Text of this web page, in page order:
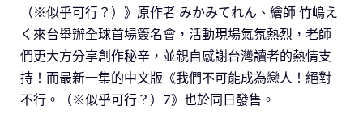
（※似乎可行？）》原作者 みかみてれん、繪師 竹嶋え
く來台舉辦全球首場簽名會，活動現場氣氛熱烈，老師
們更大方分享創作秘辛，並親自感謝台灣讀者的熱情支
持！而最新一集的中文版《我們不可能成為戀人！絕對
不行。（※似乎可行？）7》也於同日發售。